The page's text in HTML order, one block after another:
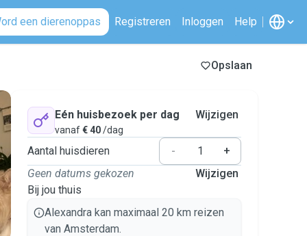
een dierenoppas Registreren Inloggen Help
Opslaan
Eén huisbezoek per dag
vanaf€ 40/dag
Wijzigen
Aantal huisdieren -
+
Geen datums gekozen
Bij jou thuis
Wijzigen
Alexandra kan maximaal 20 km reizen
van Amsterdam.